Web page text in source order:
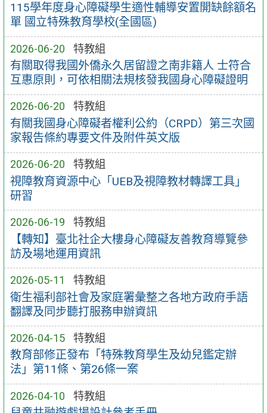
115學年度身心障礙學生適性輔導安置開缺餘額名
單 國立特殊教育學校(全國區)
2026-06-20 特教組
有關取得我國外僑永久居留證之南非籍人 士符合
互惠原則，可依相關法規核發我國身心障礙證明
2026-06-20 特教組
有關我國身心障礙者權利公約（CRPD）第三次國
家報告條約專要文件及附件英文版
2026-06-20 特教組
視障教育資源中心「UEB及視障教材轉譯工具」
研習
2026-06-19 特教組
【轉知】臺北社企大樓身心障礙友善教育導覽參
訪及場地運用資訊
2026-05-11 特教組
衛生福利部社會及家庭署彙整之各地方政府手語
翻譯及同步聽打服務申辦資訊
2026-04-15 特教組
教育部修正發布「特殊教育學生及幼兒鑑定辦
法」第11條、第26條一案
2026-04-10 特教組